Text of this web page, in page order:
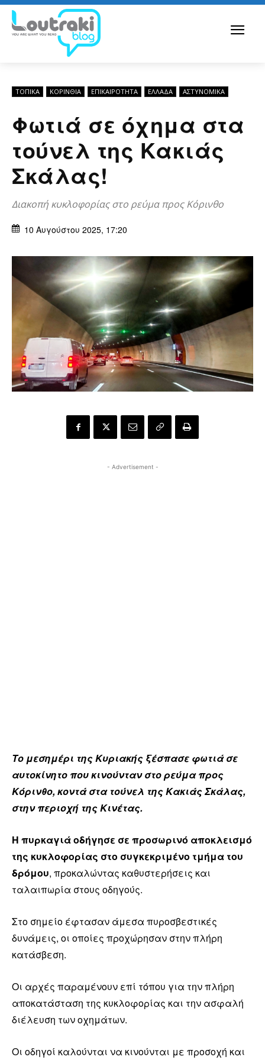
ΤΟΠΙΚΑ ΚΟΡΙΝΘΊΑ ΕΠΙΚΑΙΡΟΤΗΤΑ ΕΛΛΆΔΑ ΑΣΤΥΝΟΜΙΚΆ
Φωτιά σε όχημα στα
τούνελ της Κακιάς
Σκάλας!
Διακοπή κυκλοφορίας στο ρεύμα προς Κόρινθο
10 Αυγούστου 2025, 17:20
- Advertisement -
Το μεσημέρι της Κυριακής ξέσπασε φωτιά σε
αυτοκίνητο που κινούνταν στο ρεύμα προς
Κόρινθο, κοντά στα τούνελ της Κακιάς Σκάλας,
στην περιοχή της Κινέτας.
Η πυρκαγιά οδήγησε σε προσωρινό αποκλεισμό
της κυκλοφορίας στο συγκεκριμένο τμήμα του
δρόμου, προκαλώντας καθυστερήσεις και
ταλαιπωρία στους οδηγούς.
Στο σημείο έφτασαν άμεσα πυροσβεστικές
δυνάμεις, οι οποίες προχώρησαν στην πλήρη
κατάσβεση.
Οι αρχές παραμένουν επί τόπου για την πλήρη
αποκατάσταση της κυκλοφορίας και την ασφαλή
διέλευση των οχημάτων.
Οι οδηγοί καλούνται να κινούνται με προσοχή και